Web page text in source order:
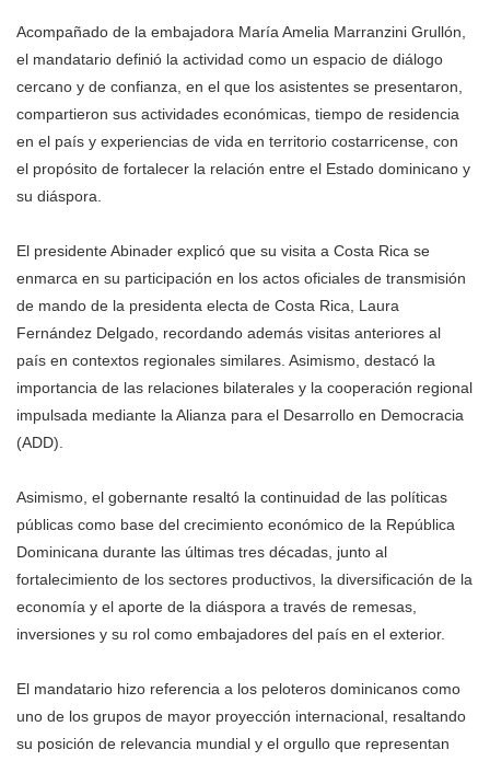
Acompañado de la embajadora María Amelia Marranzini Grullón,
el mandatario definió la actividad como un espacio de diálogo
cercano y de confianza, en el que los asistentes se presentaron,
compartieron sus actividades económicas, tiempo de residencia
en el país y experiencias de vida en territorio costarricense, con
el propósito de fortalecer la relación entre el Estado dominicano y
su diáspora.
El presidente Abinader explicó que su visita a Costa Rica se
enmarca en su participación en los actos oficiales de transmisión
de mando de la presidenta electa de Costa Rica, Laura
Fernández Delgado, recordando además visitas anteriores al
país en contextos regionales similares. Asimismo, destacó la
importancia de las relaciones bilaterales y la cooperación regional
impulsada mediante la Alianza para el Desarrollo en Democracia
(ADD).
Asimismo, el gobernante resaltó la continuidad de las políticas
públicas como base del crecimiento económico de la República
Dominicana durante las últimas tres décadas, junto al
fortalecimiento de los sectores productivos, la diversificación de la
economía y el aporte de la diáspora a través de remesas,
inversiones y su rol como embajadores del país en el exterior.
El mandatario hizo referencia a los peloteros dominicanos como
uno de los grupos de mayor proyección internacional, resaltando
su posición de relevancia mundial y el orgullo que representan